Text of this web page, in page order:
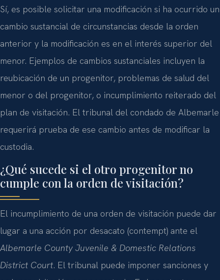
Sí, es posible solicitar una modificación si ha ocurrido un
cambio sustancial de circunstancias desde la orden
anterior y la modificación es en el interés superior del
menor. Ejemplos de cambios sustanciales incluyen la
reubicación de un progenitor, problemas de salud del
menor o del progenitor, o incumplimiento reiterado del
plan de visitación. El tribunal del condado de Albemarle
requerirá prueba de ese cambio antes de modificar la
custodia.
¿Qué sucede si el otro progenitor no
cumple con la orden de visitación?
El incumplimiento de una orden de visitación puede dar
lugar a una acción por desacato (contempt) ante el
Albemarle County Juvenile & Domestic Relations
District Court. El tribunal puede imponer sanciones y